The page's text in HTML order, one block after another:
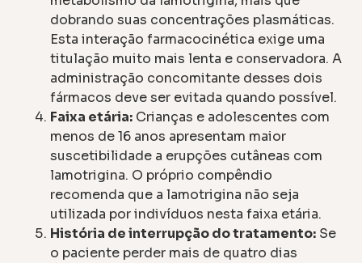
dobrando suas concentrações plasmáticas.
Esta interação farmacocinética exige uma
titulação muito mais lenta e conservadora. A
administração concomitante desses dois
fármacos deve ser evitada quando possível.
Faixa etária: Crianças e adolescentes com
menos de 16 anos apresentam maior
suscetibilidade a erupções cutâneas com
lamotrigina. O próprio compêndio
recomenda que a lamotrigina não seja
utilizada por indivíduos nesta faixa etária.
História de interrupção do tratamento: Se
o paciente perder mais de quatro dias